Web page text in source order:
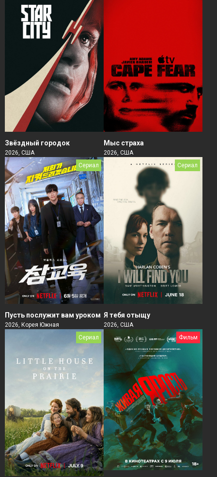
Звёздный городок
2026, США
Мыс страха
2026, США
Сериал
Пусть послужит вам уроком
2026, Корея Южная
Сериал
Я тебя отыщу
2026, США
Сериал
Фильм